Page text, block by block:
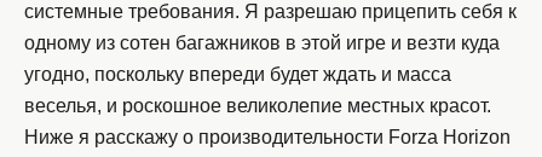
системные требования. Я разрешаю прицепить себя к
одному из сотен багажников в этой игре и везти куда
угодно, поскольку впереди будет ждать и масса
веселья, и роскошное великолепие местных красот.
Ниже я расскажу о производительности Forza Horizon